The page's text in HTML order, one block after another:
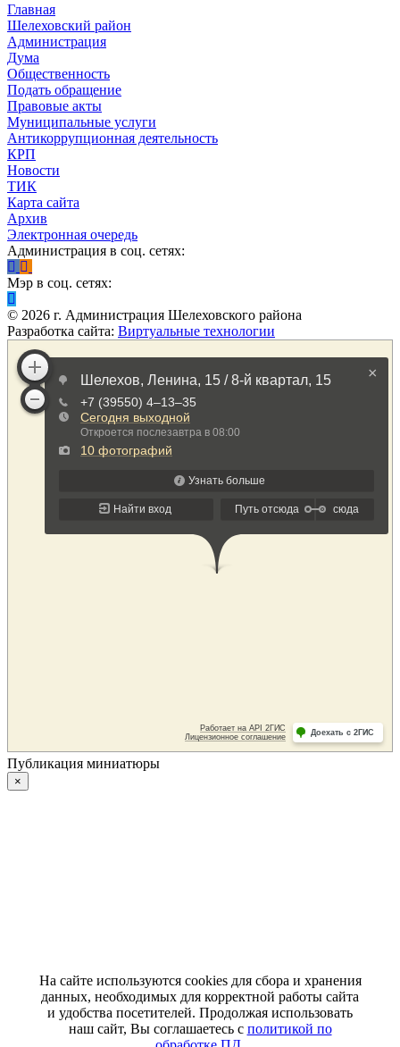
Главная
Шелеховский район
Администрация
Дума
Общественность
Подать обращение
Правовые акты
Муниципальные услуги
Антикоррупционная деятельность
КРП
Новости
ТИК
Карта сайта
Архив
Электронная очередь
Администрация в соц. сетях:
Мэр в соц. сетях:
© 2026 г. Администрация Шелеховского района
Разработка сайта: Виртуальные технологии
Публикация миниатюры
×
На сайте используются cookies для сбора и хранения
данных, необходимых для корректной работы сайта
и удобства посетителей. Продолжая использовать
наш сайт, Вы соглашаетесь с политикой по